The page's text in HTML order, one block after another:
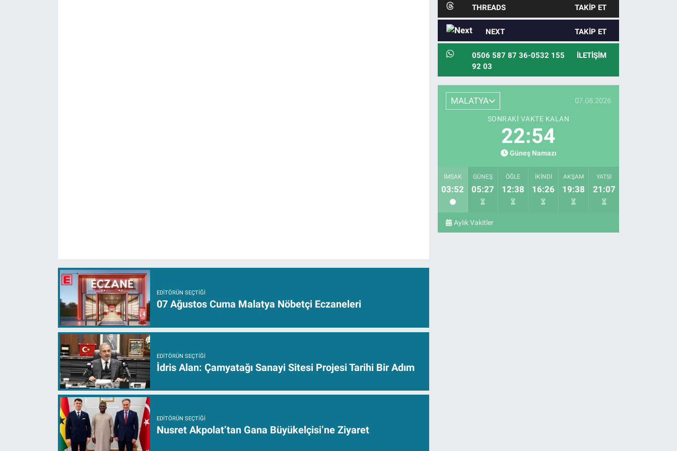
EDITÖRÜN SEÇTIĞI
07 Ağustos Cuma Malatya Nöbetçi Eczaneleri
EDITÖRÜN SEÇTIĞI
İdris Alan: Çamyatağı Sanayi Sitesi Projesi Tarihi Bir Adım
EDITÖRÜN SEÇTIĞI
Nusret Akpolat’tan Gana Büyükelçisi’ne Ziyaret
THREADS TAKIP ET
NEXT TAKIP ET
0506 587 87 36-0532 155
92 03
İLETIŞIM
MALATYA 07.08.2026
SONRAKI VAKTE KALAN
22:53
Güneş Namazı
İMSAK
03:52
GÜNEŞ
05:27
ÖĞLE
12:38
İKINDI
16:26
AKŞAM
19:38
YATSI
21:07
Aylık Vakitler